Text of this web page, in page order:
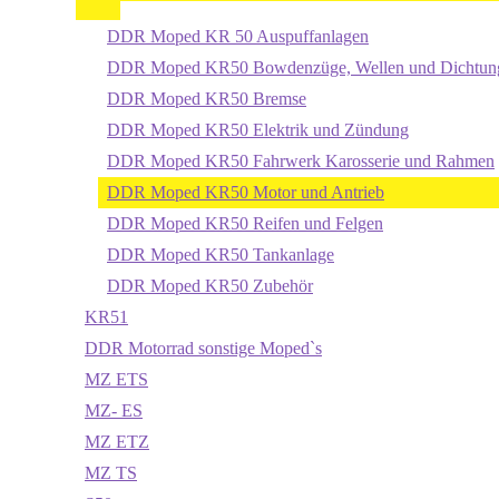
DDR Moped KR 50 Auspuffanlagen
DDR Moped KR50 Bowdenzüge, Wellen und
DDR Moped KR50 Bremse
DDR Moped KR50 Elektrik und Zündung
DDR Moped KR50 Fahrwerk Karosserie und Rahmen
DDR Moped KR50 Motor und Antrieb
DDR Moped KR50 Reifen und Felgen
DDR Moped KR50 Tankanlage
DDR Moped KR50 Zubehör
KR51
DDR Motorrad sonstige Moped`s
MZ ETS
MZ- ES
MZ ETZ
MZ TS